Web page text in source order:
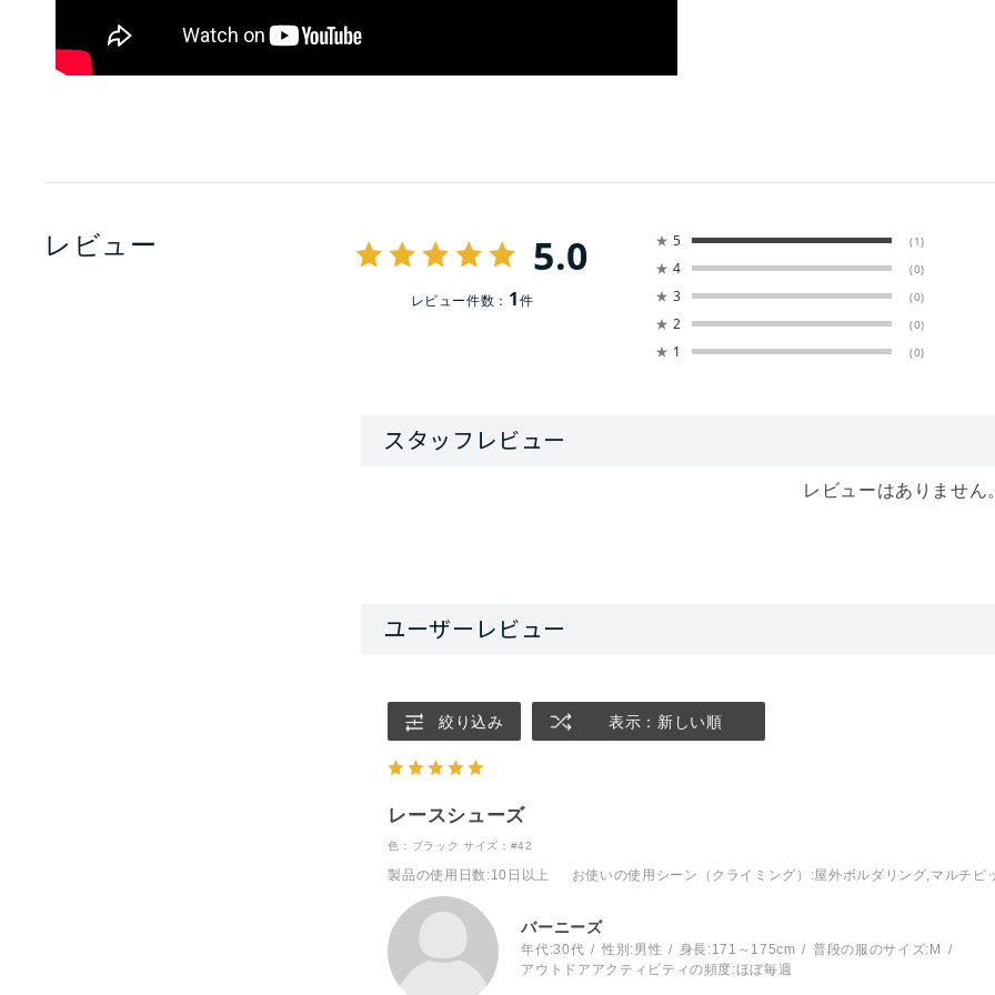
レビュー 5.0
レビュー件数： 1件
★ 5 (1)
★ 4 (0)
★ 3 (0)
★ 2 (0)
★ 1 (0)
絞り込み 表示：新しい順
レースシューズ
色：ブラック サイズ：#42
製品の使用日数 :10日以上 お使いの使用シーン（クライミング） :屋外ボルダリング,マルチピ
バーニーズ
年代:30代 性別:男性 身長:171～175cm 普段の服のサイズ: M
アウトドアアクティビティの頻度:ほぼ毎週
レビューはありません